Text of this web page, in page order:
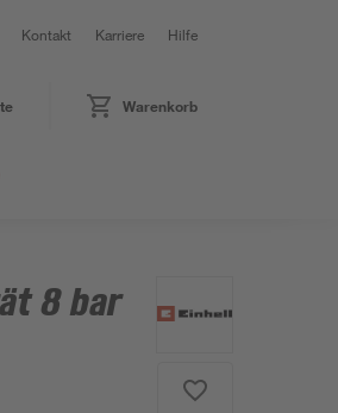
Kontakt Karriere Hilfe
Warenkorb
8 bar